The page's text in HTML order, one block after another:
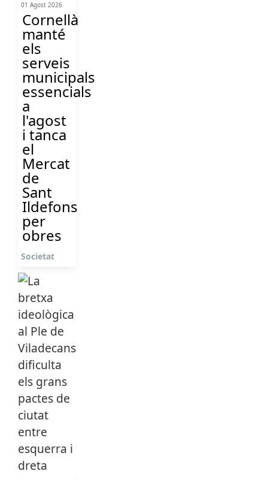
01 Agost 2026
Cornellà
manté
els
serveis
municipals
essencials
a
l'agost
i tanca
el
Mercat
de
Sant
Ildefons
per
obres
Societat